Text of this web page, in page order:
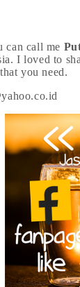
can call me
I loved to
you need.